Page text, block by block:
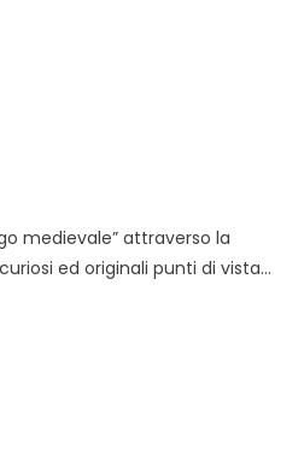
medievale” attraverso la
ed originali punti di vista…